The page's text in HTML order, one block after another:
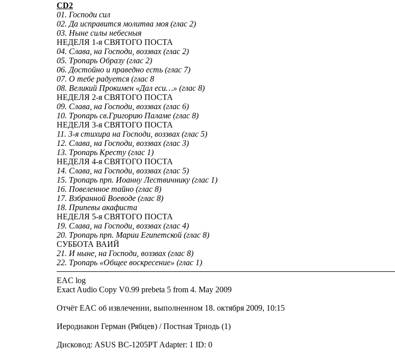
CD2
01. Господи сил
02. Да исправится молитва моя (глас 2)
03. Ныне силы небесныя
НЕДЕЛЯ 1-я СВЯТОГО ПОСТА
04. Слава, на Господи, воззвах (глас 2)
05. Тропарь Образу (глас 2)
06. Достойно и праведно есть (глас 7)
07. О тебе радуется (глас 8
08. Великий Прокимен «Дал еси…» (глас 8)
НЕДЕЛЯ 2-я СВЯТОГО ПОСТА
09. Слава, на Господи, воззвах (глас 6)
10. Тропарь св.Григорию Паламе (глас 8)
НЕДЕЛЯ 3-я СВЯТОГО ПОСТА
11. 3-я стихира на Господи, воззвах (глас 5)
12. Слава, на Господи, воззвах (глас 3)
13. Тропарь Кресту (глас 1)
НЕДЕЛЯ 4-я СВЯТОГО ПОСТА
14. Слава, на Господи, воззвах (глас 5)
15. Тропарь прп. Иоанну Лествичнику (глас 1)
16. Повеленное тайно (глас 8)
17. Взбранной Воеводе (глас 8)
18. Припевы акафиста
НЕДЕЛЯ 5-я СВЯТОГО ПОСТА
19. Слава, на Господи, воззвах (глас 4)
20. Тропарь прп. Марии Египетской (глас 8)
СУББОТА ВАИЙ
21. И ныне, на Господи, воззвах (глас 8)
22. Тропарь «Общее воскресение» (глас 1)
EAC log
Exact Audio Copy V0.99 prebeta 5 from 4. May 2009
Отчёт EAC об извлечении, выполненном 18. октября 2009, 10:15
Иеродиакон Герман (Рябцев) / Постная Триодь (1)
Дисковод: ASUS BC-1205PT Adapter: 1 ID: 0